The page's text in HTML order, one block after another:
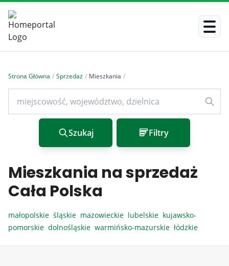
Strona Główna / Sprzedaż / Mieszkania /
Szukaj Filtry
Mieszkania na sprzedaż
Cała Polska
małopolskie śląskie mazowieckie lubelskie kujawsko-
pomorskie dolnośląskie warmińsko-mazurskie łódzkie